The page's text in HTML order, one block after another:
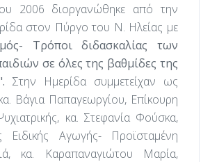
2006 διοργανώθηκε από την
στον Πύργο του Ν. Ηλείας με
Τρόποι διδασκαλίας των
σε όλες της βαθμίδες της
Στην Ημερίδα συμμετείχαν ως
Βάγια Παπαγεωργίου, Επίκουρη
κα. Στεφανία Φούσκα,
Ειδικής Αγωγής- Προϊσταμένη
κα. Καραπαναγιώτου Μαρία,